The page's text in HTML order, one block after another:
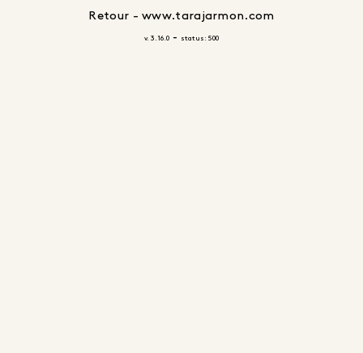
Retour - www.tarajarmon.com
v. 3.16.0 - status: 500